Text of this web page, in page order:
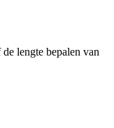
lengte bepalen van